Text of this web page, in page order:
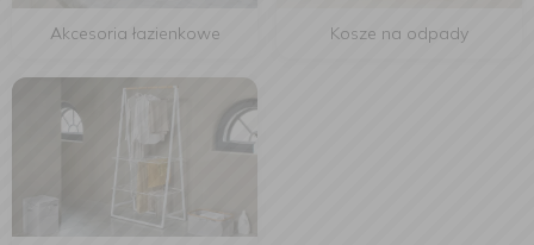
Akcesoria łazienkowe Kosze na odpady